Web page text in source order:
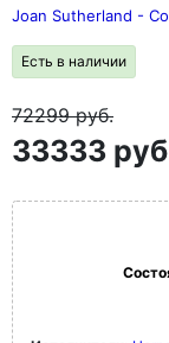
Joan Sutherland -
Есть в наличии
72299руб.
33333